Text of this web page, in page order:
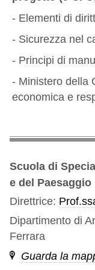
- Elementi di
- Sicurezza nel
- Principi di
- Ministero della
economica e
Scuola di
e del Paesaggio
Direttrice:
Dipartimento di
Ferrara
Guarda la